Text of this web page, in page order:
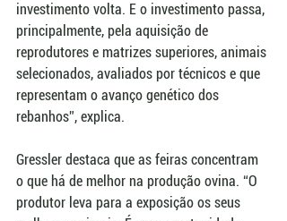
investimento volta. E o investimento passa,
principalmente, pela aquisição de
reprodutores e matrizes superiores, animais
selecionados, avaliados por técnicos e que
representam o avanço genético dos
rebanhos”, explica.
Gressler destaca que as feiras concentram
o que há de melhor na produção ovina. “O
produtor leva para a exposição os seus